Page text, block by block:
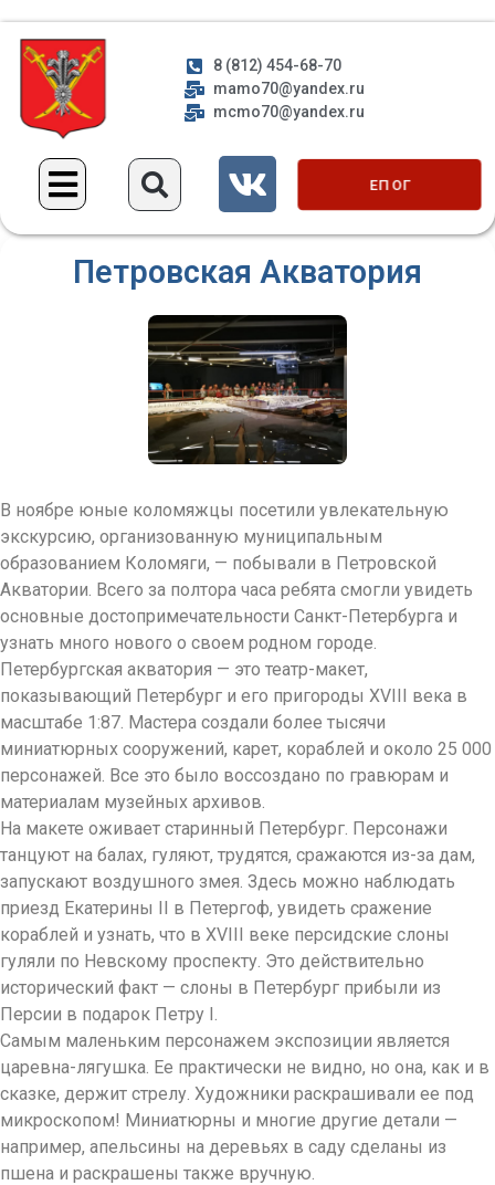
8 (812) 454-68-70
mamo70@yandex.ru
mcmo70@yandex.ru
ЕП ОГ
Петровская Акватория
В ноябре юные коломяжцы посетили увлекательную
экскурсию, организованную муниципальным
образованием Коломяги, — побывали в Петровской
Акватории. Всего за полтора часа ребята смогли увидеть
основные достопримечательности Санкт-Петербурга и
узнать много нового о своем родном городе.
Петербургская акватория — это театр-макет,
показывающий Петербург и его пригороды XVIII века в
масштабе 1:87. Мастера создали более тысячи
миниатюрных сооружений, карет, кораблей и около 25 000
персонажей. Все это было воссоздано по гравюрам и
материалам музейных архивов.
На макете оживает старинный Петербург. Персонажи
танцуют на балах, гуляют, трудятся, сражаются из-за дам,
запускают воздушного змея. Здесь можно наблюдать
приезд Екатерины II в Петергоф, увидеть сражение
кораблей и узнать, что в XVIII веке персидские слоны
гуляли по Невскому проспекту. Это действительно
исторический факт — слоны в Петербург прибыли из
Персии в подарок Петру I.
Самым маленьким персонажем экспозиции является
царевна-лягушка. Ее практически не видно, но она, как и в
сказке, держит стрелу. Художники раскрашивали ее под
микроскопом! Миниатюрны и многие другие детали —
например, апельсины на деревьях в саду сделаны из
пшена и раскрашены также вручную.